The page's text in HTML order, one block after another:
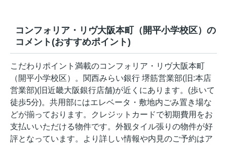
コンフォリア・リヴ大阪本町（開平小学校区）の
コメント(おすすめポイント)
こだわりポイント満載のコンフォリア・リヴ大阪本町
（開平小学校区）。関西みらい銀行 堺筋営業部(旧:本店
営業部)(旧近畿大阪銀行店舗)が近くにあります。(歩いて
徒歩5分)。共用部にはエレベータ・敷地内ごみ置き場な
どが揃っております。クレジットカードで初期費用をお
支払いいただける物件です。外観タイル張りの物件が好
評となっています。より詳しい情報や内見のご予約はア